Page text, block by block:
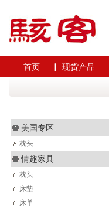
首页 ▏ 现货产品
美国专区
枕头
情趣家具
枕头
床垫
床单